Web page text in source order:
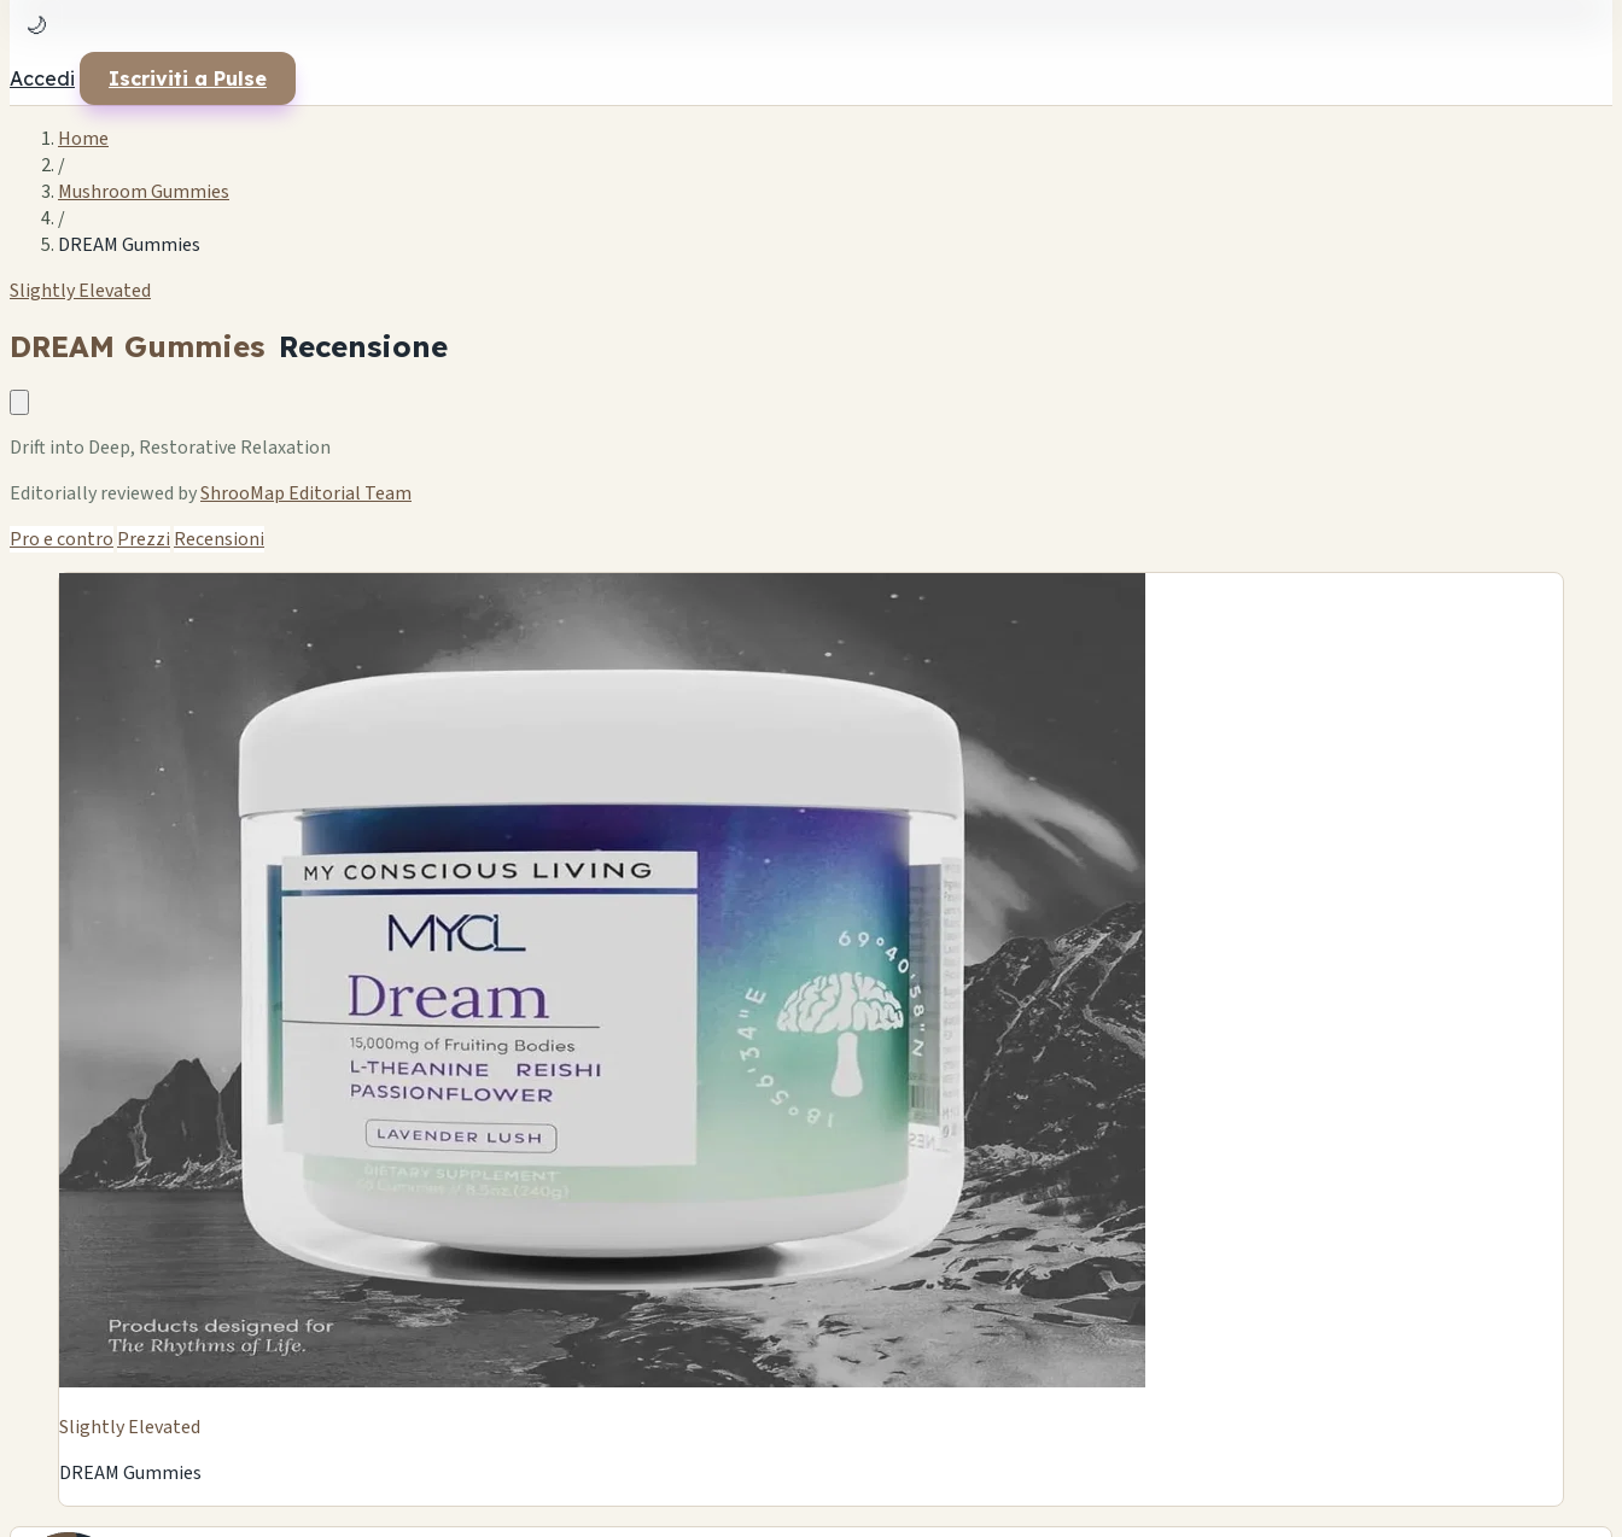
🌙
Accedi Iscriviti a Pulse
Home
/
Mushroom Gummies
/
DREAM Gummies
Slightly Elevated
DREAM Gummies Recensione
Drift into Deep, Restorative Relaxation
Editorially reviewed byShrooMap Editorial Team
Pro e contro Prezzi Recensioni
Slightly Elevated
DREAM Gummies